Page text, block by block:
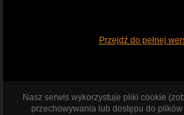
Przejdź do pełnej
Nasz serwis wykorzystuje pliki cookie
przechowywania lub dostępu do